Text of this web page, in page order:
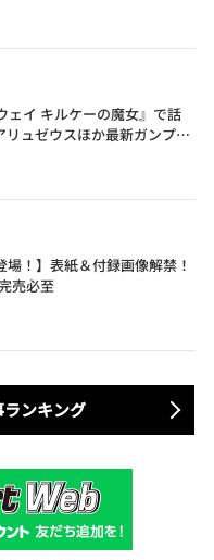
ェイ キルケーの魔女』で話
ュゼウスほか最新ガンプラ
場！】表紙＆付録画像解禁！
売必至
ンキング